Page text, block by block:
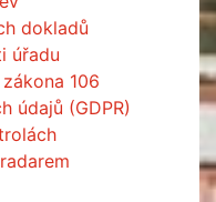
dokladů
úřadu
106
údajů (GDPR)